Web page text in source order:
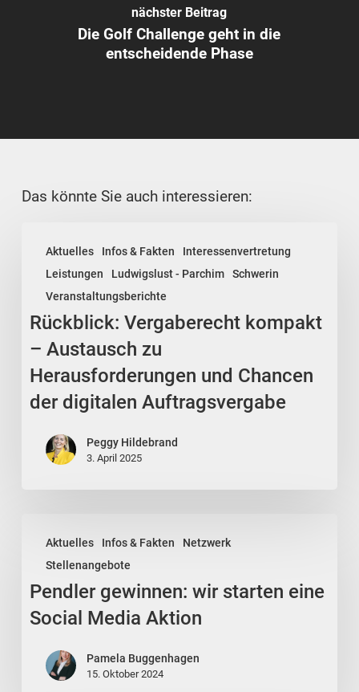
nächster Beitrag
Die Golf Challenge geht in die
entscheidende Phase
Das könnte Sie auch interessieren:
Aktuelles Infos & Fakten
Interessenvertretung
Leistungen
Ludwigslust - Parchim
Schwerin
Veranstaltungsberichte
Vergaberecht
kompakt
Austausch
zu
Herausforderungen
und
Chancen
digitalen
Rückblick: Vergaberecht kompakt
– Austausch zu
Herausforderungen und Chancen
der digitalen Auftragsvergabe
Peggy Hildebrand
3. April 2025
Aktuelles Infos & Fakten
Netzwerk
Stellenangebote
gewinnen:
starten
eine
Media
Aktion
Pendler gewinnen: wir starten eine
Social Media Aktion
Pamela Buggenhagen
15. Oktober 2024